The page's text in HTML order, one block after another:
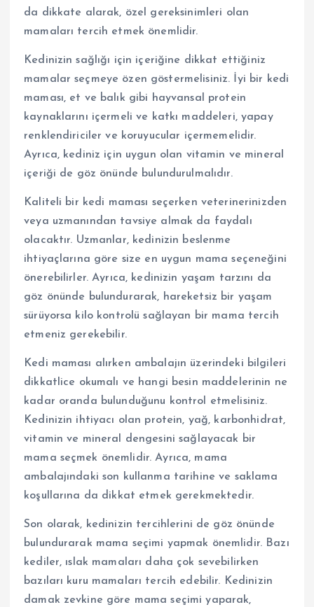
da dikkate alarak, özel gereksinimleri olan
mamaları tercih etmek önemlidir.
Kedinizin sağlığı için içeriğine dikkat ettiğiniz
mamalar seçmeye özen göstermelisiniz. İyi bir kedi
maması, et ve balık gibi hayvansal protein
kaynaklarını içermeli ve katkı maddeleri, yapay
renklendiriciler ve koruyucular içermemelidir.
Ayrıca, kediniz için uygun olan vitamin ve mineral
içeriği de göz önünde bulundurulmalıdır.
Kaliteli bir kedi maması seçerken veterinerinizden
veya uzmanından tavsiye almak da faydalı
olacaktır. Uzmanlar, kedinizin beslenme
ihtiyaçlarına göre size en uygun mama seçeneğini
önerebilirler. Ayrıca, kedinizin yaşam tarzını da
göz önünde bulundurarak, hareketsiz bir yaşam
sürüyorsa kilo kontrolü sağlayan bir mama tercih
etmeniz gerekebilir.
Kedi maması alırken ambalajın üzerindeki bilgileri
dikkatlice okumalı ve hangi besin maddelerinin ne
kadar oranda bulunduğunu kontrol etmelisiniz.
Kedinizin ihtiyacı olan protein, yağ, karbonhidrat,
vitamin ve mineral dengesini sağlayacak bir
mama seçmek önemlidir. Ayrıca, mama
ambalajındaki son kullanma tarihine ve saklama
koşullarına da dikkat etmek gerekmektedir.
Son olarak, kedinizin tercihlerini de göz önünde
bulundurarak mama seçimi yapmak önemlidir. Bazı
kediler, ıslak mamaları daha çok sevebilirken
bazıları kuru mamaları tercih edebilir. Kedinizin
damak zevkine göre mama seçimi yaparak,